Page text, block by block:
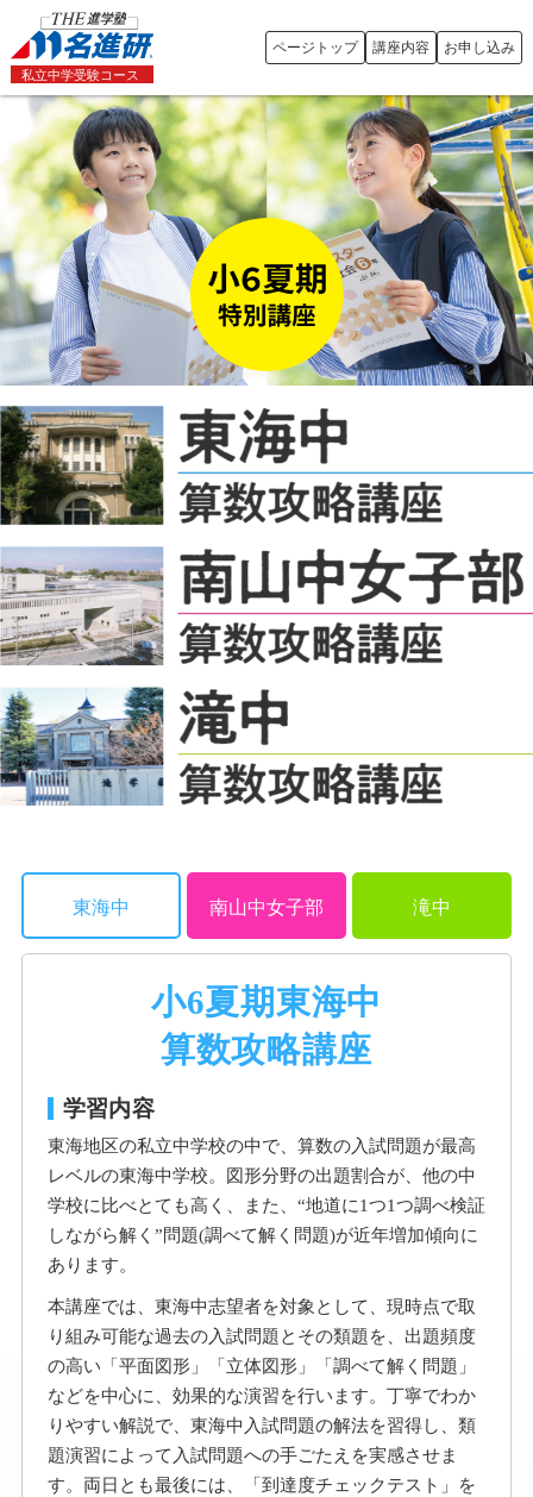
ページトップ 講座内容 お申し込み
東海中 南山中女子部 滝中
小6夏期東海中
算数攻略講座
学習内容
東海地区の私立中学校の中で、算数の入試問題が最高
レベルの東海中学校。図形分野の出題割合が、他の中
学校に比べとても高く、また、“地道に1つ1つ調べ検証
しながら解く”問題(調べて解く問題)が近年増加傾向に
あります。
本講座では、東海中志望者を対象として、現時点で取
り組み可能な過去の入試問題とその類題を、出題頻度
の高い「平面図形」「立体図形」「調べて解く問題」
などを中心に、効果的な演習を行います。丁寧でわか
りやすい解説で、東海中入試問題の解法を習得し、類
題演習によって入試問題への手ごたえを実感させま
す。両日とも最後には、「到達度チェックテスト」を